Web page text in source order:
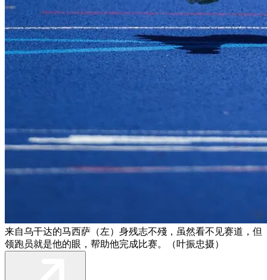
来自乌干达的马西萨（左）身残志不殘，虽然看不见赛道，但
领跑员就是他的眼，帮助他完成比赛。（叶振忠摄）